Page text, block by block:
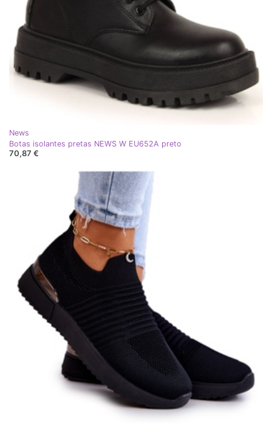
News
Botas isolantes pretas NEWS W EU652A preto
70,87 €